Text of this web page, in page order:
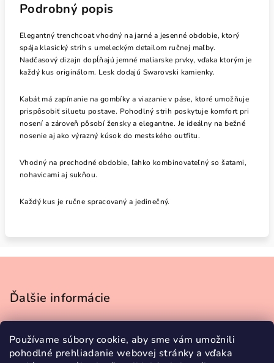
Používame súbory cookie, aby sme vám umožnili
pohodlné prehliadanie webovej stránky a vďaka
Podrobný popis
Elegantný trenchcoat vhodný na jarné a jesenné obdobie, ktorý
spája klasický strih s umeleckým detailom ručnej maľby.
Nadčasový dizajn dopĺňajú jemné maliarske prvky, vďaka ktorým je
každý kus originálom. Lesk dodajú Swarovski kamienky.
Kabát má zapínanie na gombíky a viazanie v páse, ktoré umožňuje
prispôsobiť siluetu postave. Pohodlný strih poskytuje komfort pri
nosení a zároveň pôsobí žensky a elegantne. Je ideálny na bežné
nosenie aj ako výrazný kúsok do mestského outfitu.
Vhodný na prechodné obdobie, ľahko kombinovateľný so šatami,
nohavicami aj sukňou.
Každý kus je ručne spracovaný a jedinečný.
ä
Ďalšie informácie
Podmienky ochrany osobných údajov
Doprava a platba